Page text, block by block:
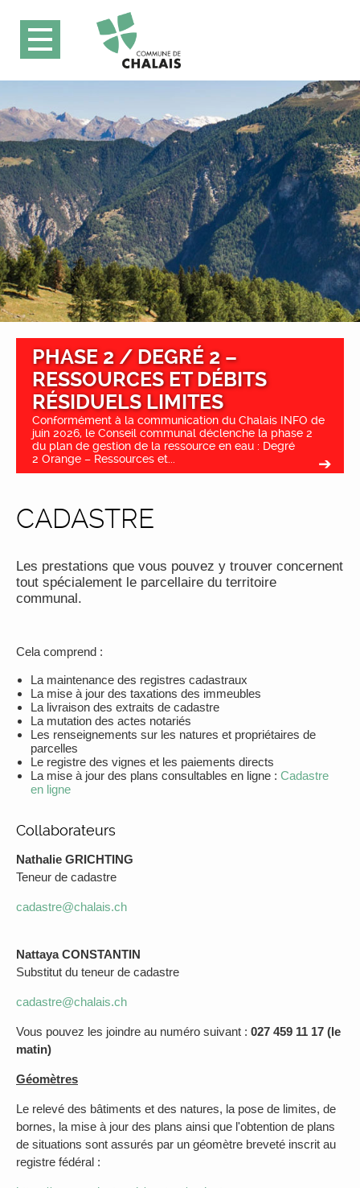
PHASE 2 / DEGRÉ 2 –
RESSOURCES ET DÉBITS
RÉSIDUELS LIMITES
Conformément à la communication du Chalais INFO de
juin 2026, le Conseil communal déclenche la phase 2
du plan de gestion de la ressource en eau : Degré
2 Orange – Ressources et...
CADASTRE
Les prestations que vous pouvez y trouver concernent
tout spécialement le parcellaire du territoire
communal.
Cela comprend :
La maintenance des registres cadastraux
La mise à jour des taxations des immeubles
La livraison des extraits de cadastre
La mutation des actes notariés
Les renseignements sur les natures et propriétaires de
parcelles
Le registre des vignes et les paiements directs
La mise à jour des plans consultables en ligne : Cadastre
en ligne
Collaborateurs
Nathalie GRICHTING
Teneur de cadastre
cadastre@chalais.ch
Nattaya CONSTANTIN
Substitut du teneur de cadastre
cadastre@chalais.ch
Vous pouvez les joindre au numéro suivant : 027 459 11 17 (le
matin)
Géomètres
Le relevé des bâtiments et des natures, la pose de limites, de
bornes, la mise à jour des plans ainsi que l'obtention de plans
de situations sont assurés par un géomètre breveté inscrit au
registre fédéral :